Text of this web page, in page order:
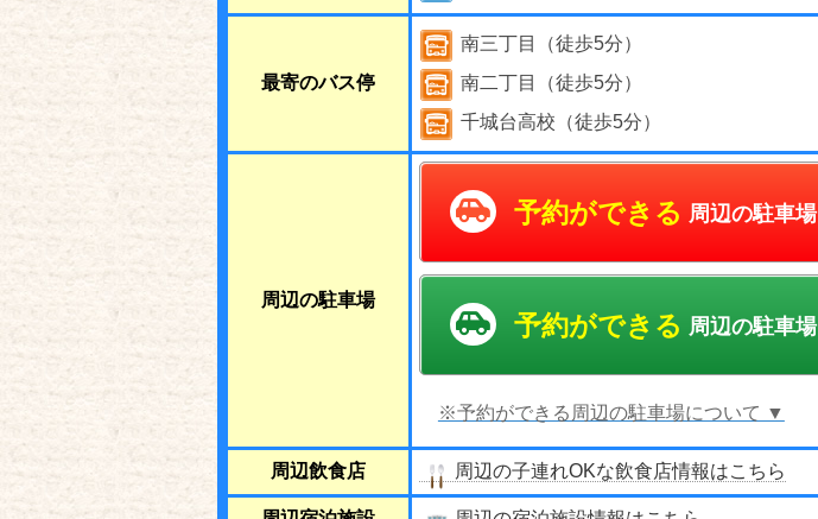
最寄のバス停
南三丁目（徒歩5分）
南二丁目（徒歩5分）
千城台高校（徒歩5分）
周辺の駐車場
予約ができる 周辺の駐車場
予約ができる 周辺の駐車場
※予約ができる周辺の駐車場について ▼
周辺飲食店 周辺の子連れOKな飲食店情報はこちら